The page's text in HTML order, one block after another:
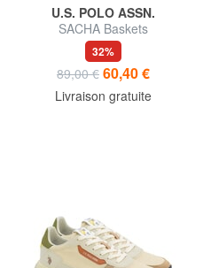
U.S. POLO ASSN.
SACHA Baskets
32%
89,00 € 60,40 €
Livraison gratuite